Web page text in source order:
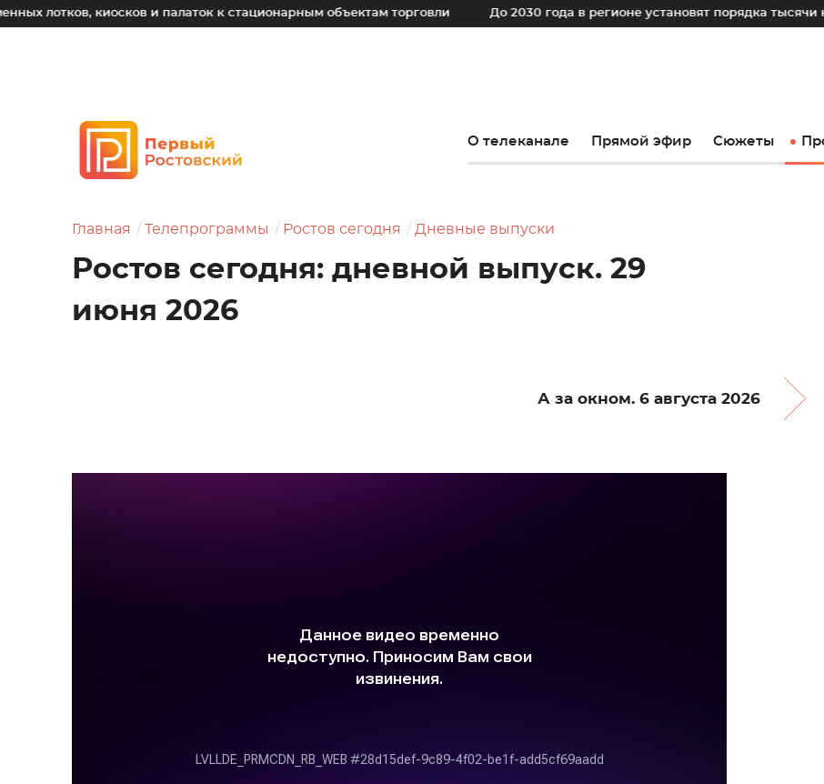
киосков и палаток к стационарным объектам торговли До 2030 года в регионе установят порядка тысячи новых
О телеканале Прямой эфир Сюжеты
Главная Телепрограммы Ростов сегодня Дневные выпуски
Ростов сегодня: дневной выпуск. 29
июня 2026
А за окном. 6 августа 2026